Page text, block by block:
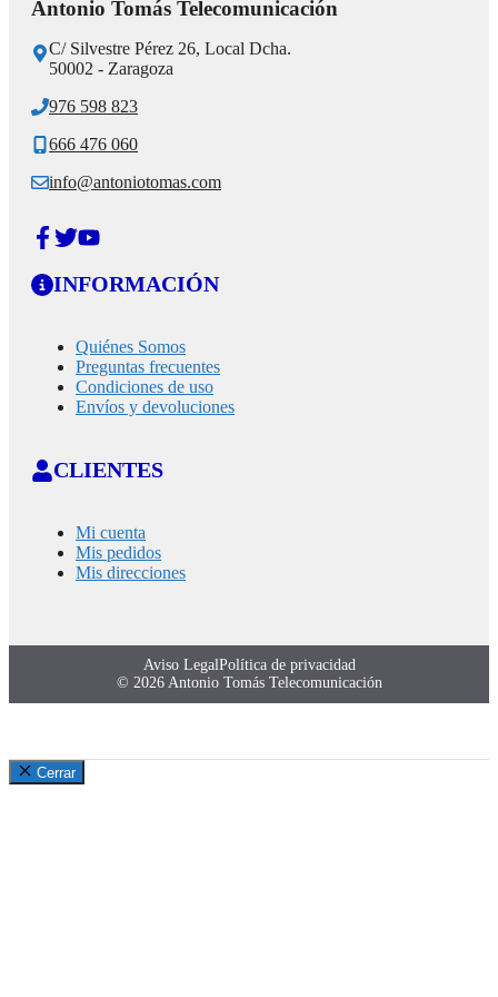
Antonio Tomás Telecomunicación
C/ Silvestre Pérez 26, Local Dcha.
50002 - Zaragoza
976 598 823
666 476 060
info@antoniotomas.com
INFORMACIÓN
Quiénes Somos
Preguntas frecuentes
Condiciones de uso
Envíos y devoluciones
CLIENTES
Mi cuenta
Mis pedidos
Mis direcciones
© 2026 Antonio Tomás Telecomunicación
Aviso LegalPolítica de privacidad
Cerrar